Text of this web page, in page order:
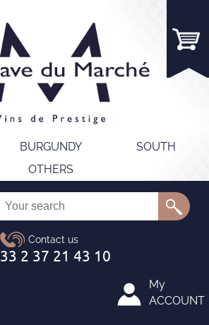
BURGUNDY
SOUTH
OTHERS
My
ACCOUNT